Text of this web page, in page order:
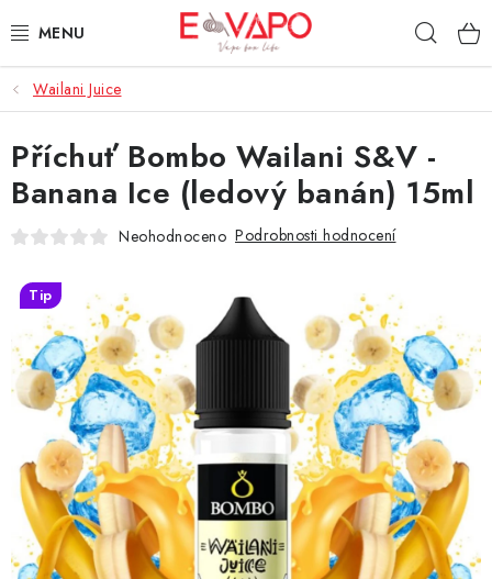
na
3D TISK
TIPY ZA DOBROU CENU
AROMATA A PŘÍCHUTĚ
E-LIQUIDY
E-CIGARETY
NIKOTINOVÉ SÁČKY
DÁRKOVÉ VOUCHERY
ATOMIZÉRY A CARTRIDGE
Wailani Juice
Příchuť Bombo Wailani S&V -
Banana Ice (ledový banán) 15ml
Neohodnoceno Podrobnosti hodnocení
Tip